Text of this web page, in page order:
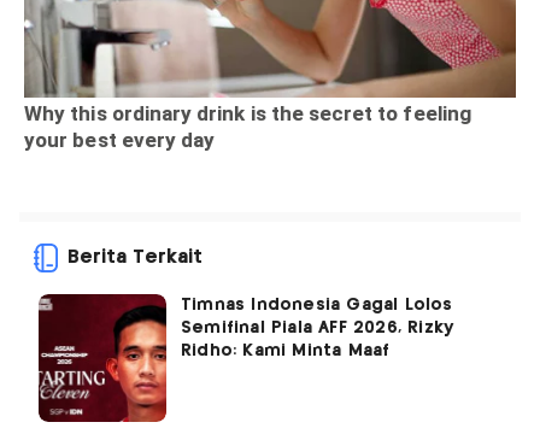
Berita Terkait
Timnas Indonesia Gagal Lolos
Semifinal Piala AFF 2026, Rizky
Ridho: Kami Minta Maaf